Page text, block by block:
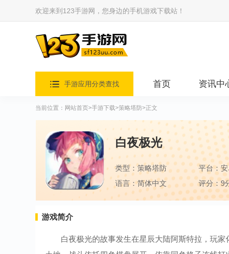
欢迎来到123手游网，您身边的手机游戏下载站！
手游应用分类查找 首页 资讯中
当前位置： 网站首页>手游下载>策略塔防>正文
白夜极光
类型：策略塔防 平台：
语言：简体中文
评分：9
游戏简介
白夜极光的故事发生在星辰大陆阿斯特拉，玩